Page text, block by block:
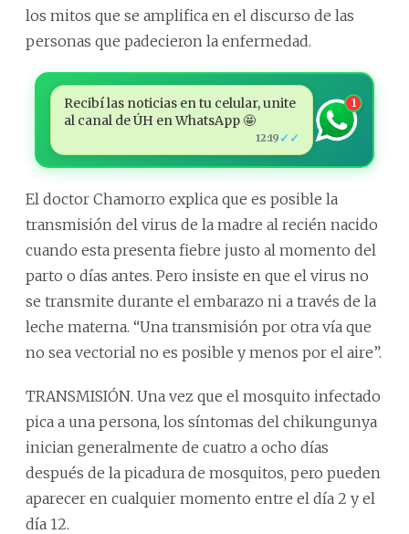
los mitos que se amplifica en el discurso de las
personas que padecieron la enfermedad.
Recibí las noticias en tu celular, unite
al canal de ÚH en WhatsApp 🤩
12:19 ✓✓
1
El doctor Chamorro explica que es posible la
transmisión del virus de la madre al recién nacido
cuando esta presenta fiebre justo al momento del
parto o días antes. Pero insiste en que el virus no
se transmite durante el embarazo ni a través de la
leche materna. “Una transmisión por otra vía que
no sea vectorial no es posible y menos por el aire”.
TRANSMISIÓN. Una vez que el mosquito infectado
pica a una persona, los síntomas del chikungunya
inician generalmente de cuatro a ocho días
después de la picadura de mosquitos, pero pueden
aparecer en cualquier momento entre el día 2 y el
día 12.